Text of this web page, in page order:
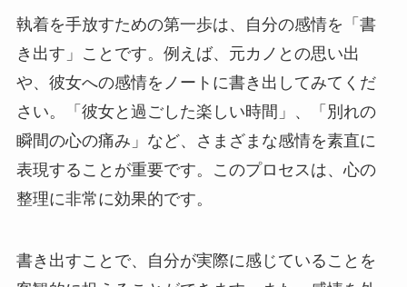
執着を手放すための第一歩は、自分の感情を「書
き出す」ことです。例えば、元カノとの思い出
や、彼女への感情をノートに書き出してみてくだ
さい。「彼女と過ごした楽しい時間」、「別れの
瞬間の心の痛み」など、さまざまな感情を素直に
表現することが重要です。このプロセスは、心の
整理に非常に効果的です。
書き出すことで、自分が実際に感じていることを